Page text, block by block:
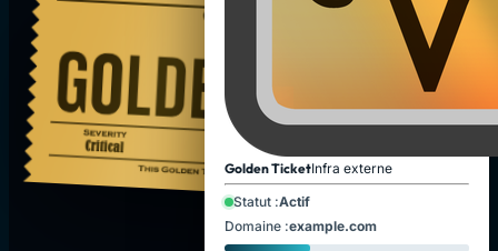
Golden TicketInfra externe
Statut :Actif
Domaine :example.com